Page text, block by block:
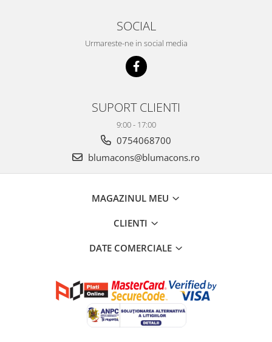
SOCIAL
Urmareste-ne in social media
SUPORT CLIENTI
9:00 - 17:00
0754068700
blumacons@blumacons.ro
MAGAZINUL MEU
CLIENTI
DATE COMERCIALE